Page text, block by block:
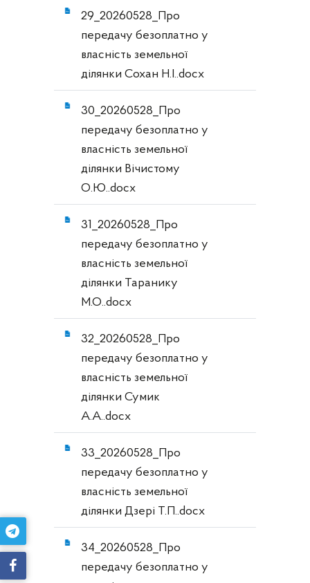
29_20260528_Про
передачу безоплатно у
власність земельної
ділянки Сохан Н.І..docx
30_20260528_Про
передачу безоплатно у
власність земельної
ділянки Вічистому
О.Ю..docx
31_20260528_Про
передачу безоплатно у
власність земельної
ділянки Таранику
М.О..docx
32_20260528_Про
передачу безоплатно у
власність земельної
ділянки Сумик
А.А..docx
33_20260528_Про
передачу безоплатно у
власність земельної
ділянки Дзері Т.П..docx
34_20260528_Про
передачу безоплатно у